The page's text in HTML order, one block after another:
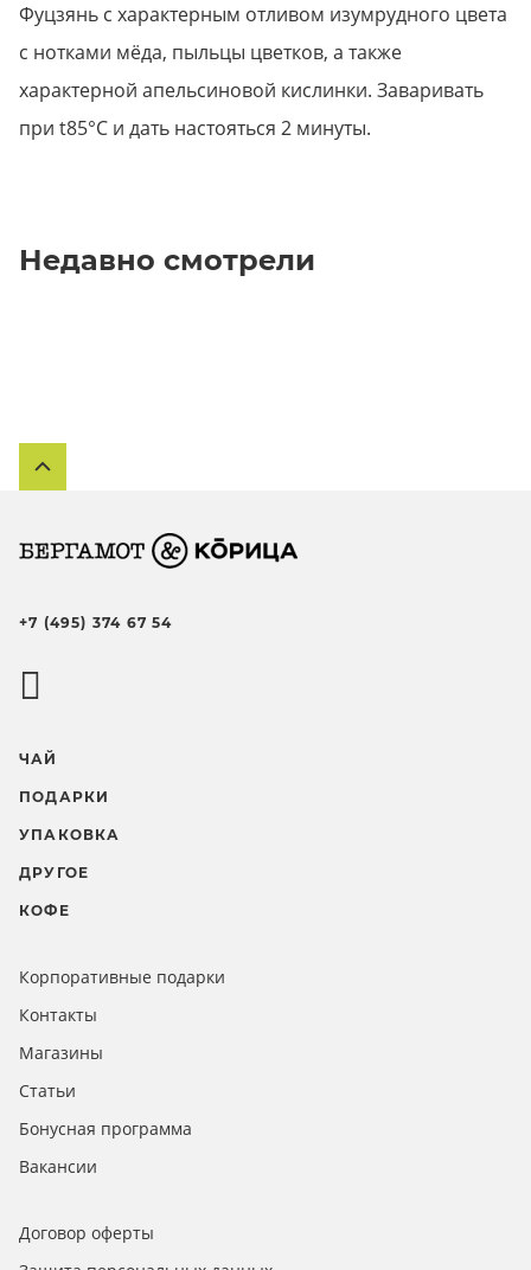
Фуцзянь с характерным отливом изумрудного цвета
с нотками мёда, пыльцы цветков, а также
характерной апельсиновой кислинки. Заваривать
при t85°С и дать настояться 2 минуты.
Недавно смотрели
+7 (495) 374 67 54
ЧАЙ
ПОДАРКИ
УПАКОВКА
ДРУГОЕ
КОФЕ
Корпоративные подарки
Контакты
Магазины
Статьи
Бонусная программа
Вакансии
Договор оферты